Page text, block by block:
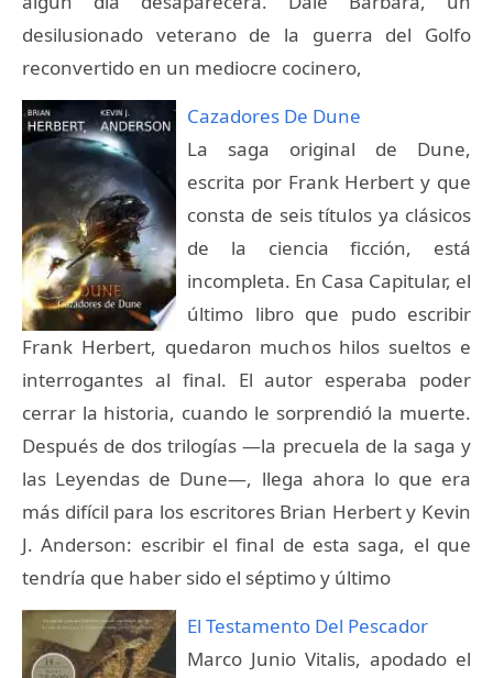
desilusionado veterano de la guerra del Golfo
reconvertido en un mediocre cocinero,
Cazadores De Dune
La saga original de Dune,
escrita por Frank Herbert y que
consta de seis títulos ya clásicos
de la ciencia ficción, está
incompleta. En Casa Capitular, el
último libro que pudo escribir
Frank Herbert, quedaron muchos hilos sueltos e
interrogantes al final. El autor esperaba poder
cerrar la historia, cuando le sorprendió la muerte.
Después de dos trilogías —la precuela de la saga y
las Leyendas de Dune—, llega ahora lo que era
más difícil para los escritores Brian Herbert y Kevin
J. Anderson: escribir el final de esta saga, el que
tendría que haber sido el séptimo y último
El Testamento Del Pescador
Marco Junio Vitalis, apodado el